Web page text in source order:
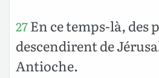
27En ce temps-là, des
descendirent de
Antioche.